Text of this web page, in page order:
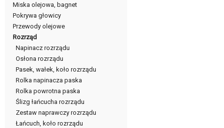
Miska olejowa, bagnet
Pokrywa głowicy
Przewody olejowe
Rozrząd
Napinacz rozrządu
Osłona rozrządu
Pasek, wałek, koło rozrządu
Rolka napinacza paska
Rolka powrotna paska
Ślizg łańcucha rozrządu
Zestaw naprawczy rozrządu
Łańcuch, koło rozrządu